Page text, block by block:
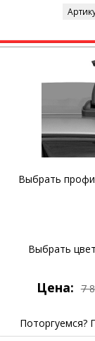
Выбрать
Выбрать
Цена: 7
Поторгуемся?